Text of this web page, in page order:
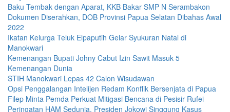
Baku Tembak dengan Aparat, KKB Bakar SMP N Serambakon
Dokumen Diserahkan, DOB Provinsi Papua Selatan Dibahas Awal
2022
Ikatan Kelurga Teluk Elpaputih Gelar Syukuran Natal di
Manokwari
Kemenangan Bupati Johny Cabut Izin Sawit Masuk 5
Kemenangan Dunia
STIH Manokwari Lepas 42 Calon Wisudawan
Opsi Penggalangan Intelijen Redam Konflik Bersenjata di Papua
Filep Minta Pemda Perkuat Mitigasi Bencana di Pesisir Rufei
Peringatan HAM Sedunia, Presiden Jokowi Singgung Kasus